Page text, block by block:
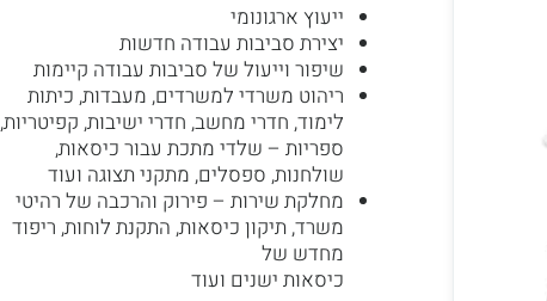
ייעוץ ארגונומי
יצירת סביבות עבודה חדשות
שיפור וייעול של סביבות עבודה קיימות
ריהוט משרדי למשרדים, מעבדות, כיתות
לימוד, חדרי מחשב, חדרי ישיבות, קפיטריות,
ספריות – שלדי מתכת עבור כיסאות,
שולחנות, ספסלים, מתקני תצוגה ועוד
מחלקת שירות – פירוק והרכבה של רהיטי
משרד, תיקון כיסאות, התקנת לוחות, ריפוד
מחדש של
כיסאות ישנים ועוד